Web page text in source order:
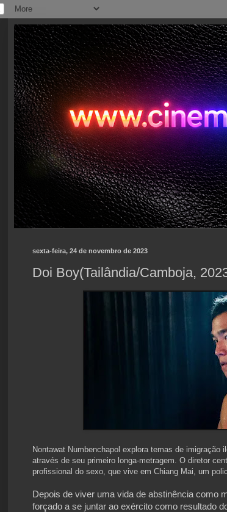
sexta-feira, 24 de novembro de 2023
Doi Boy(Tailândia/Camboja,
Nontawat Numbenchapol explora temas de imigração
através de seu primeiro longa-metragem. O diretor
profissional do sexo, que vive em Chiang Mai, um
Depois de viver uma vida de abstinência como
forçado a se juntar ao exército como resultado